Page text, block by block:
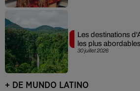
30 juillet 2026
Les destinations
les plus
+ DE MUNDO LATINO